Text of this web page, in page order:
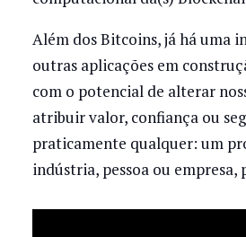
Além dos Bitcoins, já há uma
outras aplicações em
com o potencial de alterar
atribuir valor, confiança ou
praticamente qualquer: um
indústria, pessoa ou empresa,